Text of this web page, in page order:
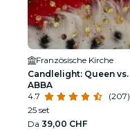
Französische Kirche
Candlelight: Queen vs.
ABBA
4.7
(207)
25 set
Da 39,00 CHF